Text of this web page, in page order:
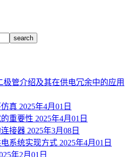
search
极管介绍及其在供电冗余中的应用
真 2025年4月01日
重要性 2025年4月01日
接器 2025年3月08日
系统实现方式 2025年4月01日
年2月01日